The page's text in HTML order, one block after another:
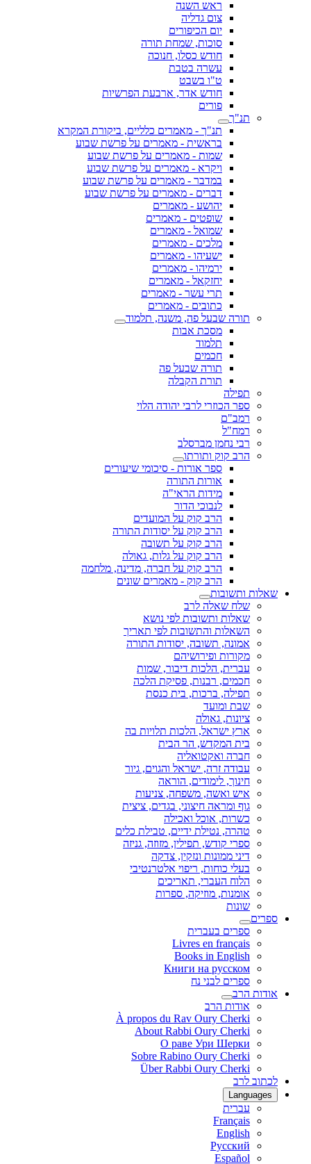
ראש השנה
צום גדליה
יום הכיפורים
סוכות, שמחת תורה
חודש כסלו, חנוכה
עשרה בטבת
ט"ו בשבט
חודש אדר, ארבעת הפרשיות
פורים
תנ"ך
תנ"ך - מאמרים כלליים, ביקורת המקרא
בראשית - מאמרים על פרשת שבוע
שמות - מאמרים על פרשת שבוע
ויקרא - מאמרים על פרשת שבוע
במדבר - מאמרים על פרשת שבוע
דברים - מאמרים על פרשת שבוע
יהושע - מאמרים
שופטים - מאמרים
שמואל - מאמרים
מלכים - מאמרים
ישעיהו - מאמרים
ירמיהו - מאמרים
יחזקאל - מאמרים
תרי עשר - מאמרים
כתובים - מאמרים
תורה שבעל פה, משנה, תלמוד
מסכת אבות
תלמוד
חכמים
תורה שבעל פה
תורת הקבלה
תפילה
ספר הכוזרי לרבי יהודה הלוי
רמב"ם
רמח"ל
רבי נחמן מברסלב
הרב קוק ותורתו
ספר אורות - סיכומי שיעורים
אורות התורה
מידות הראי"ה
לנבוכי הדור
הרב קוק על המועדים
הרב קוק על יסודות התורה
הרב קוק על תשובה
הרב קוק על גלות, גאולה
הרב קוק על חברה, מדינה, מלחמה
הרב קוק - מאמרים שונים
שאלות ותשובות
שלח שאלה לרב
שאלות ותשובות לפי נושא
השאלות והתשובות לפי תאריך
אמונה, תשובה, יסודות התורה
מקורות ופירושיהם
עברית, הלכות דיבור, שמות
חכמים, רבנות, פסיקת הלכה
תפילה, ברכות, בית כנסת
שבת ומועד
ציונות, גאולה
ארץ ישראל, הלכות תלויות בה
בית המקדש, הר הבית
חברה ואקטואליה
עבודה זרה, ישראל והגוים, גיור
חינוך, לימודים, הוראה
איש ואשה, משפחה, צניעות
גוף ומראה חיצוני, בגדים, ציצית
כשרות, אוכל ואכילה
טהרה, נטילת ידיים, טבילת כלים
ספרי קודש, תפילין, מזוזה, גניזה
דיני ממונות ונזקין, צדקה
בעלי כוחות, ריפוי אלטרנטיבי
הלוח העברי, תאריכים
אומנות, מוזיקה, ספרות
שונות
ספרים
ספרים בעברית
Livres en français
Books in English
Книги на русском
ספרים לבני נח
אודות הרב
אודות הרב
À propos du Rav Oury Cherki
About Rabbi Oury Cherki
О раве Ури Шерки
Sobre Rabino Oury Cherki
Über Rabbi Oury Cherki
לכתוב לרב
Languages
עברית
Français
English
Русский
Español